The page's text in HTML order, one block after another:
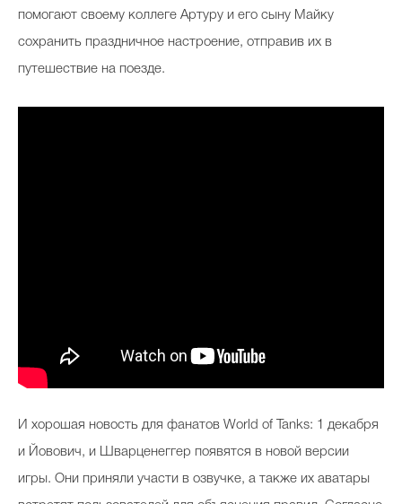
помогают своему коллеге Артуру и его сыну Майку
сохранить праздничное настроение, отправив их в
путешествие на поезде.
И хорошая новость для фанатов World of Tanks: 1 декабря
и Йовович, и Шварценеггер появятся в новой версии
игры. Они приняли участи в озвучке, а также их аватары